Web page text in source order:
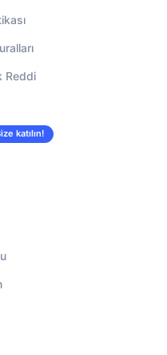
Reddi
katılın!